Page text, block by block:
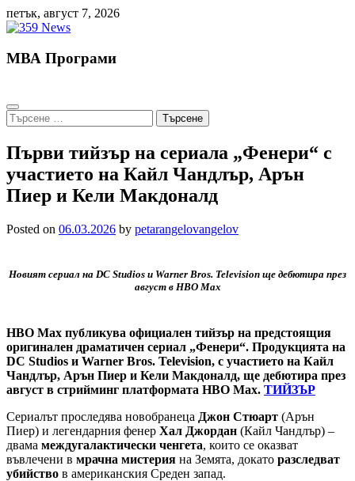
Skip
to
петък, август 7, 2026
МВА Програми
Търсене
за:
Първи тийзър на сериала „Фенери“ с
участието на Кайл Чандлър, Арън
Пиер и Кели Макдоналд
Posted on 06.03.2026 by petarangelovangelov
Новият сериал на DC Studios и Warner Bros. Television ще дебютира през
август в HBO Max
HBO Max публикува официален тийзър на предстоящия
оригинален драматичен сериал „Фенери“. Продукцията на
DC Studios и Warner Bros. Television, с участието на Кайл
Чандлър, Арън Пиер и Кели Макдоналд, ще дебютира през
август в стрийминг платформата HBO Max. ТИЙЗЪР
Сериалът проследява новобранеца Джон Стюарт (Арън
Пиер) и легендарния фенер Хал Джордан (Кайл Чандлър) –
двама междугалактически ченгета, които се оказват
въвлечени в мрачна мистерия на Земята, докато разследват
убийство в американския Среден запад.